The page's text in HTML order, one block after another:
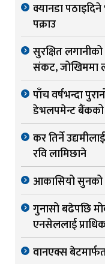
क्यानडा
पक्राउ
सुरक्षित
संकट, जोखिममा
पाँच वर्षभन्दा
डेभलपमेन्ट
कर तिर्ने
रवि लामिछाने
आकासियो सुनको
गुनासो बढेपछि
एनसेललाई
वानएक्स